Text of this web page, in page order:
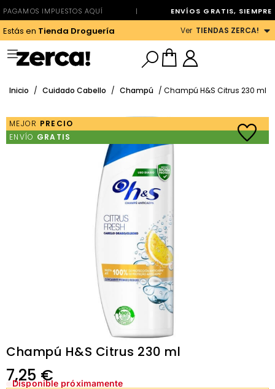
PAGAMOS IMPUESTOS AQUÍ | ENVÍOS GRATIS, SIEMPRE
Estás en Tienda Droguería Ver TIENDAS ZERCA!
Inicio / Cuidado Cabello / Champú / Champú H&S Citrus 230 ml
MEJOR PRECIO
ENVÍO GRATIS
Champú H&S Citrus 230 ml
7,25 €
Disponible próximamente